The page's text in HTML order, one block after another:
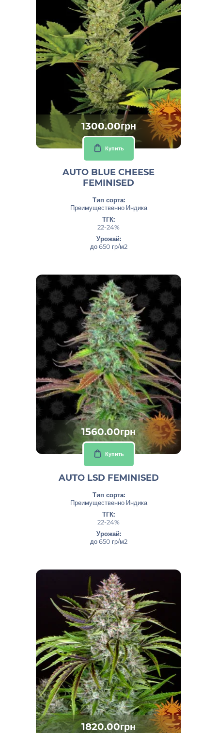
1300.00грн
Купить
AUTO BLUE CHEESE
FEMINISED
Тип сорта:
Преимущественно Индика
ТГК:
22-24%
Урожай:
до 650 гр/м2
1560.00грн
Купить
AUTO LSD FEMINISED
Тип сорта:
Преимущественно Индика
ТГК:
22-24%
Урожай:
до 650 гр/м2
1820.00грн